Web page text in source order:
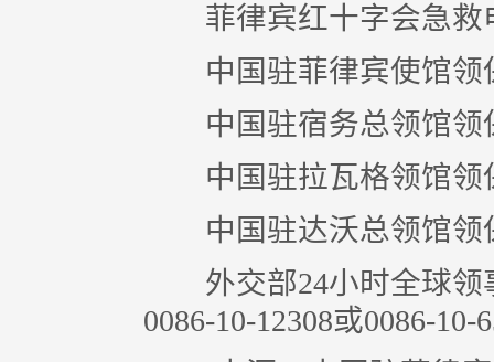
菲律宾红十字会急救
中国驻菲律宾使馆领保
中国驻宿务总领馆领保
中国驻拉瓦格领馆领保
中国驻达沃总领馆领保
外交部24小时全球领
0086-10-12308或0086-10-